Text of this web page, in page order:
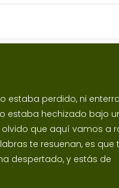
estaba perdido, ni
estaba hechizado bajo
que aquí vamos a
te resuenan, es que
despertado, y estás de